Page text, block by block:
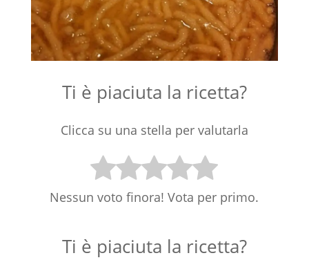
Ti è piaciuta la ricetta?
Clicca su una stella per valutarla
Nessun voto finora! Vota per primo.
Ti è piaciuta la ricetta?